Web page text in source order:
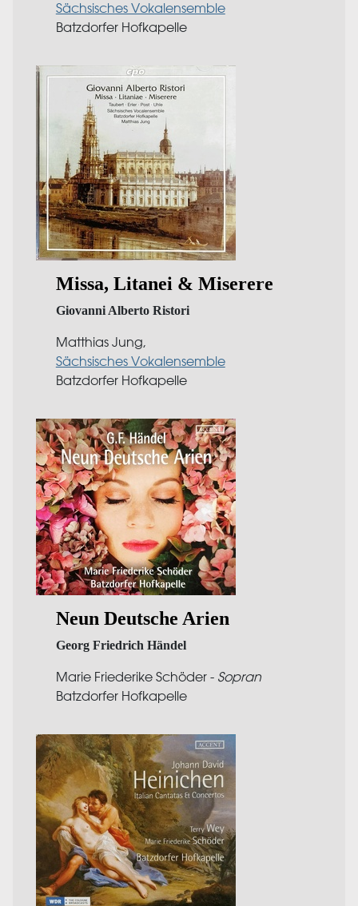
Sächsisches Vokalensemble
Batzdorfer Hofkapelle
Missa, Litanei & Miserere
Giovanni Alberto Ristori
Matthias Jung,
Sächsisches Vokalensemble
Batzdorfer Hofkapelle
Neun Deutsche Arien
Georg Friedrich Händel
Marie Friederike Schöder - Sopran
Batzdorfer Hofkapelle